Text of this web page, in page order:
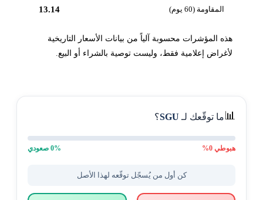
المقاومة (60 يوم) 13.14
هذه المؤشرات محسوبة آلياً من بيانات الأسعار التاريخية
لأغراض إعلامية فقط، وليست توصية بالشراء أو البيع.
📊ما توقّعك لـSGU؟
هبوطي0
%
0% صعودي
كن أول من يُسجّل توقّعه لهذا الأصل